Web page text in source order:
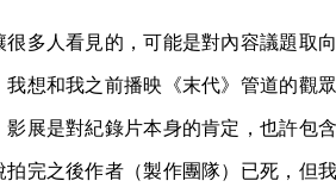
多人看見的，可能是對內容議題取
想和我之前播映《末代》管道的觀
展是對紀錄片本身的肯定，也許包
完之後作者（製作團隊）已死，但